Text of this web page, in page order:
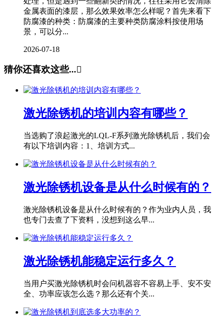
金属表面的漆层，那么效果效率怎么样呢？首先来看下
防腐漆的种类：防腐漆的主要种类防腐涂料按使用场
景，可以分...
2026-07-18
猜你还喜欢这些...
激光除锈机的培训内容有哪些？
当选购了浪起激光的LQL-F系列激光除锈机后，我们会
有以下培训内容：1、培训方式...
激光除锈机设备是从什么时候有的？
激光除锈机设备是从什么时候有的？作为业内人员，我
也专门去查了下资料，没想到这么早...
激光除锈机能稳定运行多久？
当用户买激光除锈机时会问机器容不容易上手、安不安
全、功率应该怎么选？那么还有个关...